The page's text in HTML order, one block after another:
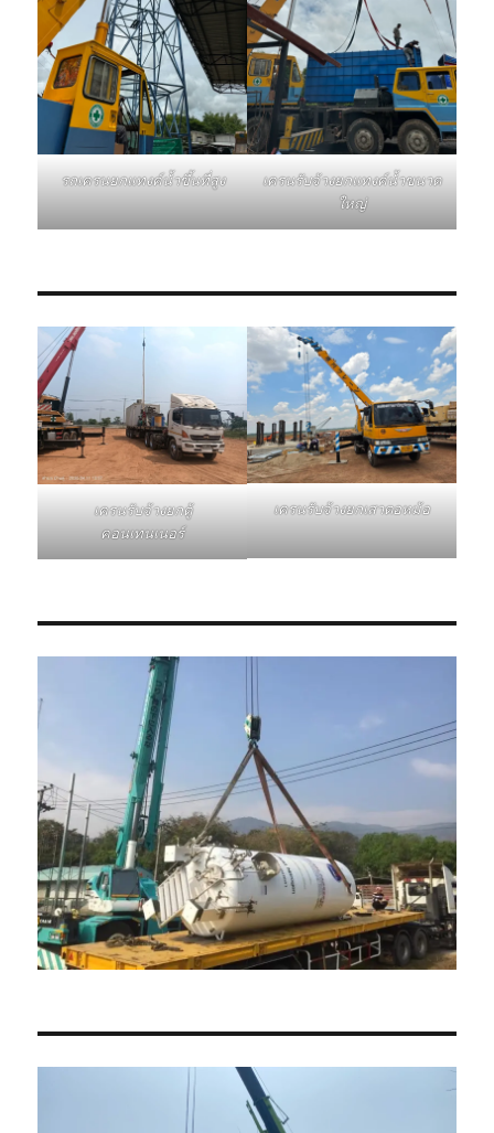
รถเครนยกแทงค์น้ำขึ้นที่สูง
เครนรับจ้างยกแทงค์น้ำขนาด
ใหญ่
เครนรับจ้างยกตู้
คอนเทนเนอร์
เครนรับจ้างยกเสาตอหม้อ